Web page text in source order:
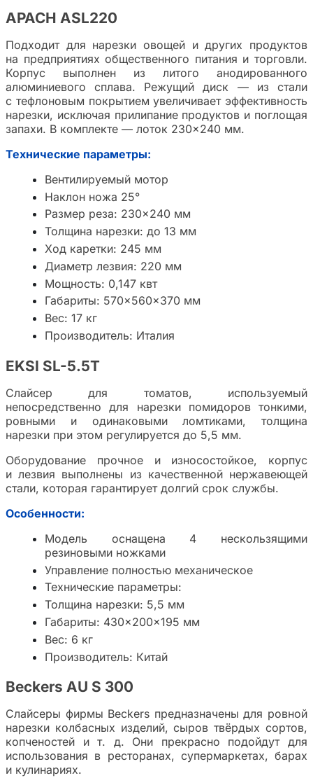
APACH ASL220
Подходит для нарезки овощей и других продуктов
на предприятиях общественного питания и торговли.
Корпус выполнен из литого анодированного
алюминиевого сплава. Режущий диск — из стали
с тефлоновым покрытием увеличивает эффективность
нарезки, исключая прилипание продуктов и поглощая
запахи. В комплекте — лоток 230×240 мм.
Технические параметры:
Вентилируемый мотор
Наклон ножа 25°
Размер реза: 230×240 мм
Толщина нарезки: до 13 мм
Ход каретки: 245 мм
Диаметр лезвия: 220 мм
Мощность: 0,147 квт
Габариты: 570×560×370 мм
Вес: 17 кг
Производитель: Италия
EKSI SL-5.5T
Слайсер для томатов, используемый
непосредственно для нарезки помидоров тонкими,
ровными и одинаковыми ломтиками, толщина
нарезки при этом регулируется до 5,5 мм.
Оборудование прочное и износостойкое, корпус
и лезвия выполнены из качественной нержавеющей
стали, которая гарантирует долгий срок службы.
Особенности:
Модель оснащена 4 нескользящими
резиновыми ножками
Управление полностью механическое
Технические параметры:
Толщина нарезки: 5,5 мм
Габариты: 430×200×195 мм
Вес: 6 кг
Производитель: Китай
Beckers AU S 300
Слайсеры фирмы Beckers предназначены для ровной
нарезки колбасных изделий, сыров твёрдых сортов,
копченостей и т. д. Они прекрасно подойдут для
использования в ресторанах, супермаркетах, барах
и кулинариях.